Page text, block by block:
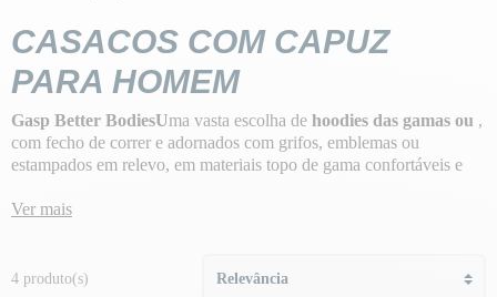
CASACOS COM CAPUZ
PARA HOMEM
Gasp Better BodiesUma vasta escolha de hoodies das gamas ou ,
com fecho de correr e adornados com grifos, emblemas ou
estampados em relevo, em materiais topo de gama confortáveis e
vestuário desportivo único e diferente.
Ver mais
4 produto(s)